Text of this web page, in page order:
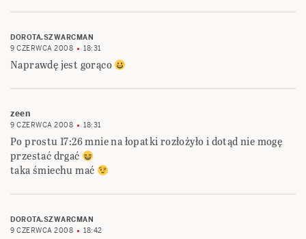
DOROTA.SZWARCMAN
9 CZERWCA 2008
18:31
Naprawdę jest gorąco
zeen
9 CZERWCA 2008 18:31
Po prostu 17:26 mnie na łopatki rozłożyło i dotąd nie mogę
przestać drgać
taka śmiechu mać
DOROTA.SZWARCMAN
9 CZERWCA 2008
18:42